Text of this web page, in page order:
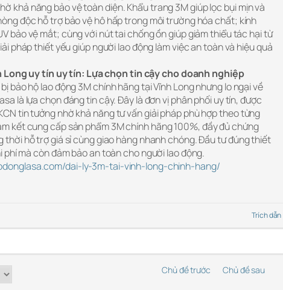
khả năng bảo vệ toàn diện. Khẩu trang 3M giúp lọc bụi mịn và
độc hỗ trợ bảo vệ hô hấp trong môi trường hóa chất; kính
bảo vệ mắt; cùng với nút tai chống ồn giúp giảm thiểu tác hại từ
pháp thiết yếu giúp người lao động làm việc an toàn và hiệu quả
Long uy tín uy tín: Lựa chọn tin cậy cho doanh nghiệp
bảo hộ lao động 3M chính hãng tại Vĩnh Long nhưng lo ngại về
là lựa chọn đáng tin cậy. Đây là đơn vị phân phối uy tín, được
tin tưởng nhờ khả năng tư vấn giải pháp phù hợp theo từng
kết cung cấp sản phẩm 3M chính hãng 100%, đầy đủ chứng
thời hỗ trợ giá sỉ cùng giao hàng nhanh chóng. Đầu tư đúng thiết
phí mà còn đảm bảo an toàn cho người lao động.
dai-ly-3m-tai-vinh-long-chinh-hang/
Trích dẫn
Chủ đề trước Chủ đề sau